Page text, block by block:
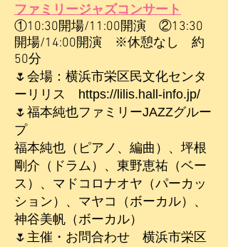
ファミリージャズコンサート
①10:30開場/11:00開演 ②13:30
開場/14:00開演 ※休憩なし 約
50分
🌷会場：横浜市栄区民文化センタ
ーリリス https://lilis.hall-info.jp/
🌷福本純也ファミリーJAZZグルー
プ
福本純也（ピアノ、編曲）、坪根
剛介（ドラム）、東野恵祐（ベー
ス）、マドコロナオヤ（パーカッ
ション）、マヤコ（ボーカル）、
神谷美帆（ボーカル）
🌷主催・お問合わせ 横浜市栄区